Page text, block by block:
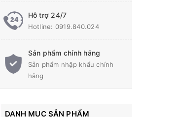
Hỗ trợ 24/7
Hotline: 0919.840.024
Sản phẩm chính hãng
Sản phẩm nhập khẩu chính
hãng
DANH MỤC SẢN PHẨM